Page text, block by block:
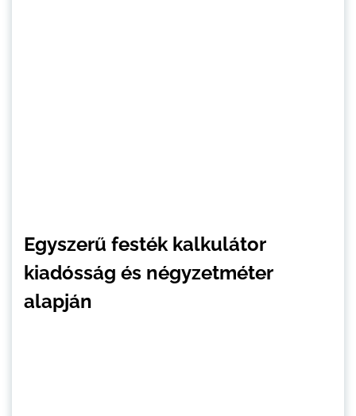
Egyszerű festék kalkulátor
kiadósság és négyzetméter
alapján